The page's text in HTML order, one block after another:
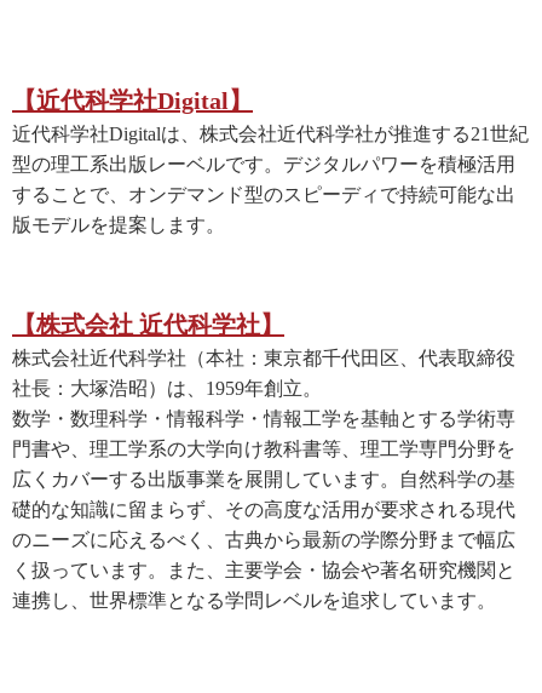
【近代科学社Digital】
近代科学社Digitalは、株式会社近代科学社が推進する21世紀
型の理工系出版レーベルです。デジタルパワーを積極活用
することで、オンデマンド型のスピーディで持続可能な出
版モデルを提案します。
【株式会社 近代科学社】
株式会社近代科学社（本社：東京都千代田区、代表取締役
社長：大塚浩昭）は、1959年創立。
数学・数理科学・情報科学・情報工学を基軸とする学術専
門書や、理工学系の大学向け教科書等、理工学専門分野を
広くカバーする出版事業を展開しています。自然科学の基
礎的な知識に留まらず、その高度な活用が要求される現代
のニーズに応えるべく、古典から最新の学際分野まで幅広
く扱っています。また、主要学会・協会や著名研究機関と
連携し、世界標準となる学問レベルを追求しています。